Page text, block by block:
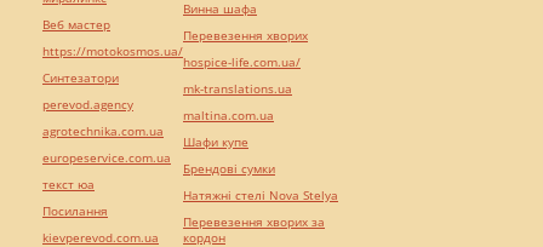
Веб мастер
https://motokosmos.ua/
Синтезатори
perevod.agency
agrotechnika.com.ua
europeservice.com.ua
текст юа
Посилання
kievperevod.com.ua
Винна шафа
Перевезення хворих
hospice-life.com.ua/
mk-translations.ua
maltina.com.ua
Шафи купе
Брендові сумки
Натяжні стелі Nova Stelya
Перевезення хворих за
кордон